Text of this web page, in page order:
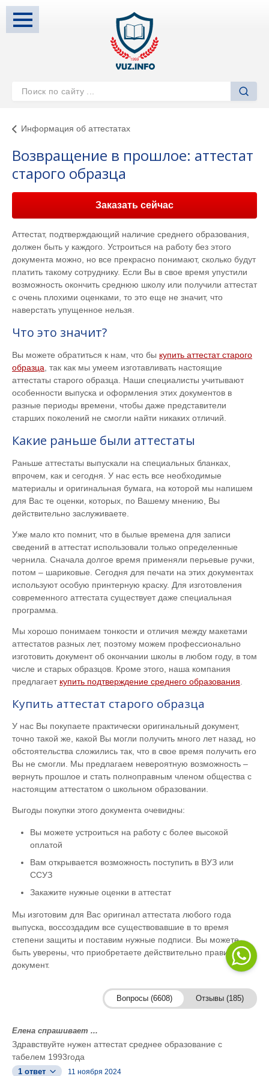
Информация об аттестатах
Возвращение в прошлое: аттестат
старого образца
Заказать сейчас
Аттестат, подтверждающий наличие среднего образования,
должен быть у каждого. Устроиться на работу без этого
документа можно, но все прекрасно понимают, сколько будут
платить такому сотруднику. Если Вы в свое время упустили
возможность окончить среднюю школу или получили аттестат
с очень плохими оценками, то это еще не значит, что
наверстать упущенное нельзя.
Что это значит?
Вы можете обратиться к нам, что бы купить аттестат старого
образца , так как мы умеем изготавливать настоящие
аттестаты старого образца. Наши специалисты учитывают
особенности выпуска и оформления этих документов в
разные периоды времени, чтобы даже представители
старших поколений не смогли найти никаких отличий.
Какие раньше были аттестаты
Раньше аттестаты выпускали на специальных бланках,
впрочем, как и сегодня. У нас есть все необходимые
материалы и оригинальная бумага, на которой мы напишем
для Вас те оценки, которых, по Вашему мнению, Вы
действительно заслуживаете.
Уже мало кто помнит, что в былые времена для записи
сведений в аттестат использовали только определенные
чернила. Сначала долгое время применяли перьевые ручки,
потом – шариковые. Сегодня для печати на этих документах
используют особую принтерную краску. Для изготовления
современного аттестата существует даже специальная
программа.
Мы хорошо понимаем тонкости и отличия между макетами
аттестатов разных лет, поэтому можем профессионально
изготовить документ об окончании школы в любом году, в том
числе и старых образцов. Кроме этого, наша компания
предлагает купить подтверждение среднего образования
Купить аттестат старого образца
У нас Вы покупаете практически оригинальный документ,
точно такой же, какой Вы могли получить много лет назад, но
обстоятельства сложились так, что в свое время получить его
Вы не смогли. Мы предлагаем невероятную возможность –
вернуть прошлое и стать полноправным членом общества с
настоящим аттестатом о школьном образовании.
Выгоды покупки этого документа очевидны:
Вы можете устроиться на работу с более высокой
оплатой
Вам открывается возможность поступить в ВУЗ или
ССУЗ
Закажите нужные оценки в аттестат
Мы изготовим для Вас оригинал аттестата любого года
выпуска, воссоздадим все существовавшие в то время
степени защиты и поставим нужные подписи. Вы можете
быть уверены, что приобретаете действительно правильный
документ.
Вопросы (6608) Отзывы (185)
Елена спрашивает ...
Здравствуйте нужен аттестат среднее образование с
табелем 1993года
1 ответ 11 ноября 2024